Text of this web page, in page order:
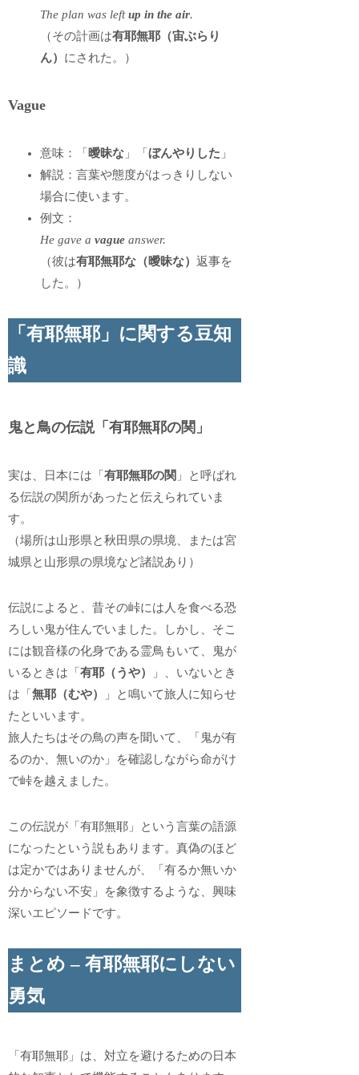
The plan was leftup in the air.
（その計画は有耶無耶（宙ぶらり
ん） にされた。）
Vague
意味：「曖昧な 」「ぼんやりした 」
解説：言葉や態度がはっきりしない
場合に使います。
例文：
He gave avague answer.
（彼は有耶無耶な（曖昧な）返事を
した。）
「有耶無耶」に関する豆知
識
鬼と鳥の伝説「有耶無耶の関」
実は、日本には「有耶無耶の関 」と呼ばれ
る伝説の関所があったと伝えられていま
す。
（場所は山形県と秋田県の県境、または宮
城県と山形県の県境など諸説あり）
伝説によると、昔その峠には人を食べる恐
ろしい鬼が住んでいました。しかし、そこ
には観音様の化身である霊鳥もいて、鬼が
いるときは「有耶（うや）
」、いないとき
は「無耶（むや）
」と鳴いて旅人に知らせ
たといいます。
旅人たちはその鳥の声を聞いて、「鬼が有
るのか、無いのか」を確認しながら命がけ
で峠を越えました。
この伝説が「有耶無耶」という言葉の語源
になったという説もあります。真偽のほど
は定かではありませんが、「有るか無いか
分からない不安」を象徴するような、興味
深いエピソードです。
まとめ – 有耶無耶にしない
勇気
「有耶無耶」は、対立を避けるための日本